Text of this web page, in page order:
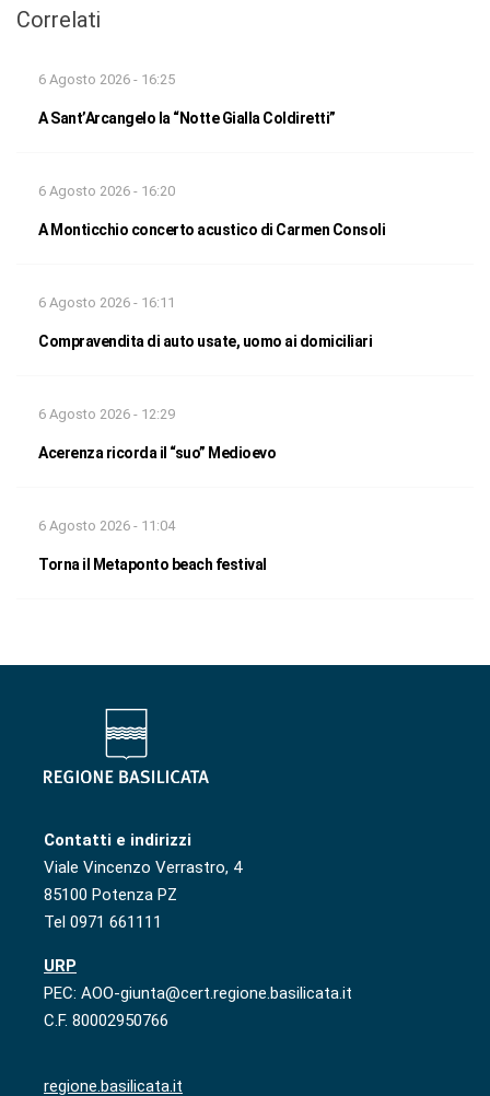
Correlati
6 Agosto 2026 - 16:25
A Sant’Arcangelo la “Notte Gialla Coldiretti”
6 Agosto 2026 - 16:20
A Monticchio concerto acustico di Carmen Consoli
6 Agosto 2026 - 16:11
Compravendita di auto usate, uomo ai domiciliari
6 Agosto 2026 - 12:29
Acerenza ricorda il “suo” Medioevo
6 Agosto 2026 - 11:04
Torna il Metaponto beach festival
Contatti e indirizzi
Viale Vincenzo Verrastro, 4
85100 Potenza PZ
Tel 0971 661111
URP
PEC: AOO-giunta@cert.regione.basilicata.it
C.F. 80002950766
regione.basilicata.it